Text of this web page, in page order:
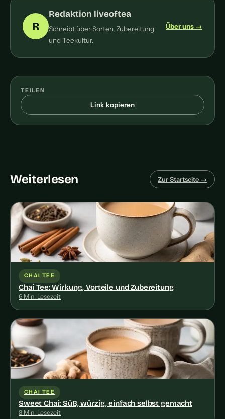
R
Redaktion liveoftea
Schreibt über Sorten, Zubereitung
und Teekultur.
Über uns →
TEILEN
Link kopieren
Weiterlesen Zur Startseite →
CHAI TEE
Chai Tee: Wirkung, Vorteile und Zubereitung
6 Min. Lesezeit
CHAI TEE
Sweet Chai: Süß, würzig, einfach selbst gemacht
8 Min. Lesezeit